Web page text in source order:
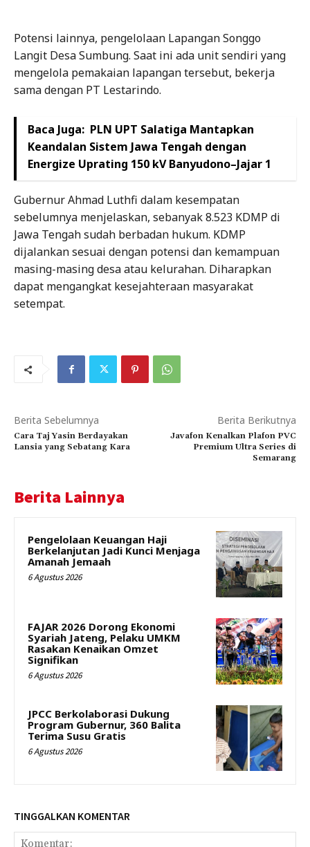
Potensi lainnya, pengelolaan Lapangan Songgo
Langit Desa Sumbung. Saat ini ada unit sendiri yang
mengelola pemakaian lapangan tersebut, bekerja
sama dengan PT Lestarindo.
Baca Juga: PLN UPT Salatiga Mantapkan
Keandalan Sistem Jawa Tengah dengan
Energize Uprating 150 kV Banyudono–Jajar 1
Gubernur Ahmad Luthfi dalam kesempatan
sebelumnya menjelaskan, sebanyak 8.523 KDMP di
Jawa Tengah sudah berbadan hukum. KDMP
dijalankan sesuai dengan potensi dan kemampuan
masing-masing desa atau kelurahan. Diharapkan
dapat mengangkat kesejahteraan masyarakat
setempat.
Berita Sebelumnya
Cara Taj Yasin Berdayakan
Lansia yang Sebatang Kara
Berita Berikutnya
Javafon Kenalkan Plafon PVC
Premium Ultra Series di
Semarang
Berita Lainnya
Pengelolaan Keuangan Haji
Berkelanjutan Jadi Kunci Menjaga
Amanah Jemaah
6 Agustus 2026
FAJAR 2026 Dorong Ekonomi
Syariah Jateng, Pelaku UMKM
Rasakan Kenaikan Omzet
Signifikan
6 Agustus 2026
JPCC Berkolaborasi Dukung
Program Gubernur, 360 Balita
Terima Susu Gratis
6 Agustus 2026
TINGGALKAN KOMENTAR